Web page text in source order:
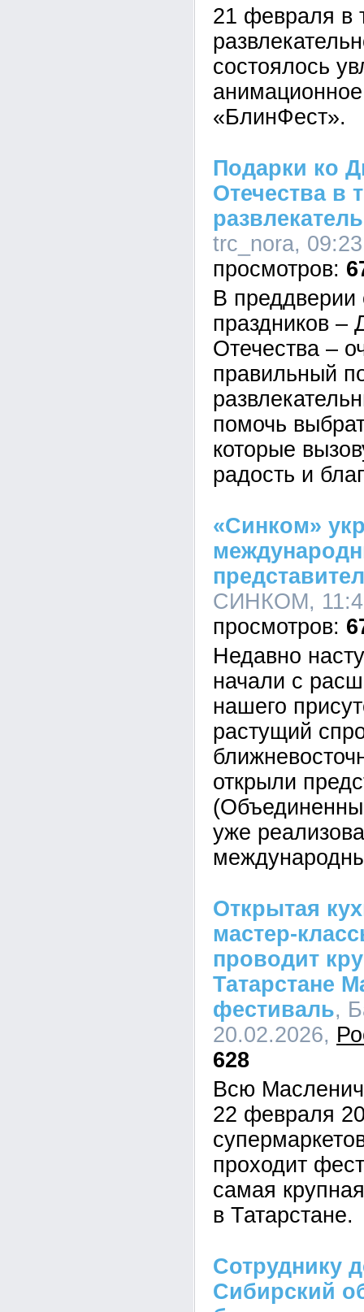
21 февраля в
состоялось
«БлинФест».
Подарки ко
Отечества в
trc_nora,
В преддверии
праздников –
Отечества –
правильный
помочь
которые
радость и
«Синком»
СИНКОМ,
Недавно
начали с
нашего
растущий
открыли
уже
Открытая
мастер-
проводит
Татарстане
фестиваль,
20.02.2026,
628
Всю
22 февраля
проходит
самая
в Татарстане.
Сотруднику
Сибирский